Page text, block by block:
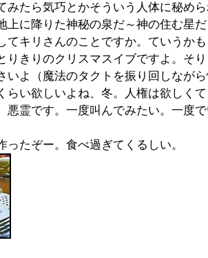
みたら気巧とかそういう人体に秘め
上に降りた神秘の泉だ～神の住む星
てキリさんのことですか。ていうか
りきりのクリスマスイブですよ。そ
いよ（魔法のタクトを振り回しなが
らい欲しいよね、冬。人権は欲しく
悪霊です。一度叫んでみたい。一度
ったぞー。食べ過ぎてくるしい。